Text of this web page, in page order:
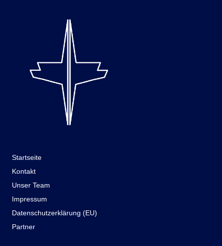
Startseite
Kontakt
Unser Team
Impressum
Datenschutzerklärung (EU)
Partner